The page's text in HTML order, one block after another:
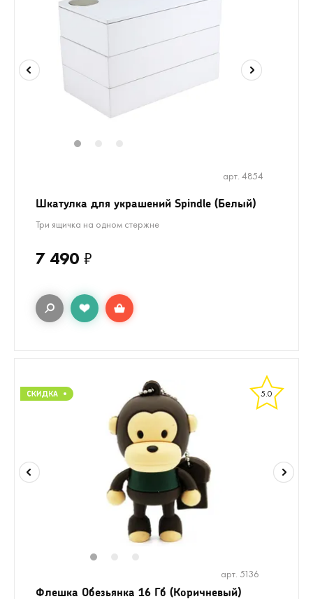
Шкатулка для украшений Spindle (Белый)
Три ящичка на одном стержне
арт. 4854
7 490 ₽
5.0
арт. 5136
Флешка Обезьянка 16 Гб (Коричневый)